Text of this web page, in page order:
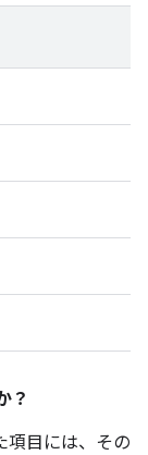
？
項目には、その